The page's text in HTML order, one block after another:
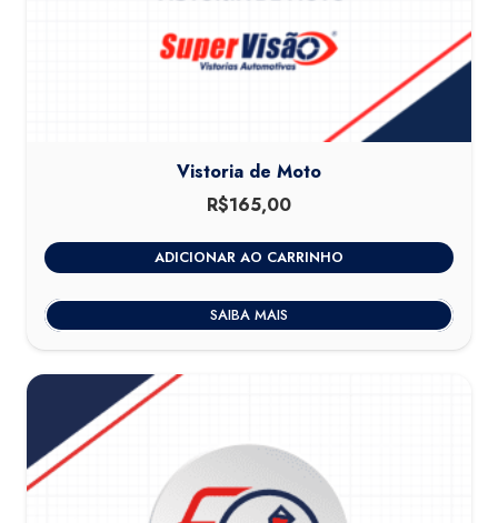
Vistoria de Moto
R$165,00
ADICIONAR AO CARRINHO
SAIBA MAIS